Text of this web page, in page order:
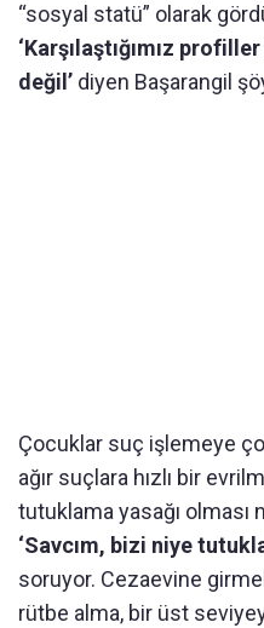
“sosyal statü” olarak
‘Karşılaştığımız
değil’ diyen Başarangil
Çocuklar suç işlemeye
ağır suçlara hızlı bir
tutuklama yasağı
‘Savcım, bizi niye
soruyor. Cezaevine
rütbe alma, bir üst